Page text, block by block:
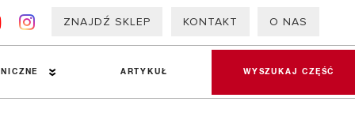
ZNAJDŹ SKLEP KONTAKT O NAS
ARTYKUŁ WYSZUKAJ CZĘŚĆ